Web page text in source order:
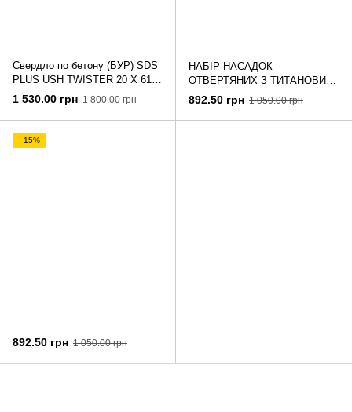
Свердло по бетону (БУР) SDS
PLUS USH TWISTER 20 Х 610
мм
1 530.00 грн 1 800.00 грн
НАБІР НАСАДОК
ОТВЕРТЯНИХ З ТИТАНОВИМ
ПОКРИТТЯМ І АЛМАЗНИМ
НАПИСОМ USH З МАГНІТНИМ
ПЕРЖАТЛЕМ 7 ШТ
892.50 грн 1 050.00 грн
−15%
892.50 грн 1 050.00 грн